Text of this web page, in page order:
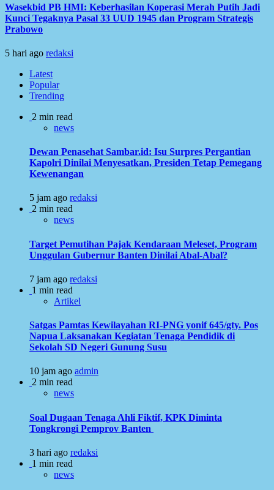
Wasekbid PB HMI: Keberhasilan Koperasi Merah Putih Jadi
Kunci Tegaknya Pasal 33 UUD 1945 dan Program Strategis
Prabowo
5 hari ago redaksi
Latest
Popular
Trending
2 min read
news
Dewan Penasehat Sambar.id: Isu Surpres Pergantian
Kapolri Dinilai Menyesatkan, Presiden Tetap Pemegang
Kewenangan
5 jam ago redaksi
2 min read
news
Target Pemutihan Pajak Kendaraan Meleset, Program
Unggulan Gubernur Banten Dinilai Abal-Abal?
7 jam ago redaksi
1 min read
Artikel
Satgas Pamtas Kewilayahan RI-PNG yonif 645/gty. Pos
Napua Laksanakan Kegiatan Tenaga Pendidik di
Sekolah SD Negeri Gunung Susu
10 jam ago admin
2 min read
news
Soal Dugaan Tenaga Ahli Fiktif, KPK Diminta
Tongkrongi Pemprov Banten
3 hari ago redaksi
1 min read
news